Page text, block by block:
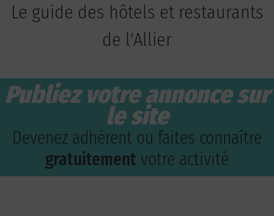
Le guide des hôtels et restaurants
de l'Allier
Publiez votre annonce sur
le site
Devenez adhérent ou faites connaître
gratuitement votre activité